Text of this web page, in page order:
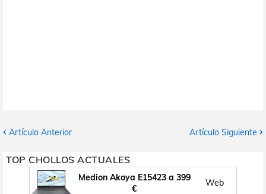
Artículo Anterior Artículo Siguiente
TOP CHOLLOS ACTUALES
Medion Akoya E15423 a 399
€
Web